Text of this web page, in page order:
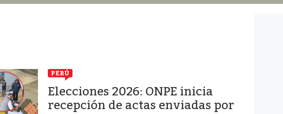
PERÚ
Elecciones 2026: ONPE inicia
recepción de actas enviadas por